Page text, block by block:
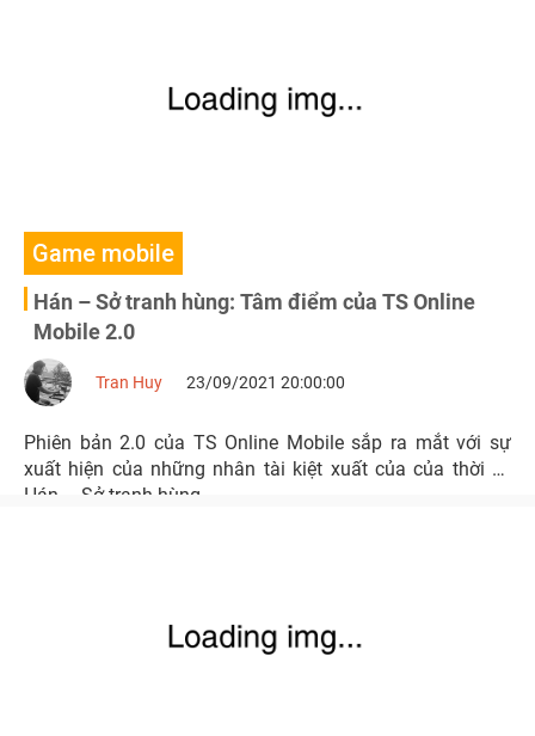
Game mobile
Hán – Sở tranh hùng: Tâm điểm của TS Online
Mobile 2.0
Tran Huy 23/09/2021 20:00:00
Phiên bản 2.0 của TS Online Mobile sắp ra mắt với sự
xuất hiện của những nhân tài kiệt xuất của của thời kỳ
Hán – Sở tranh hùng.